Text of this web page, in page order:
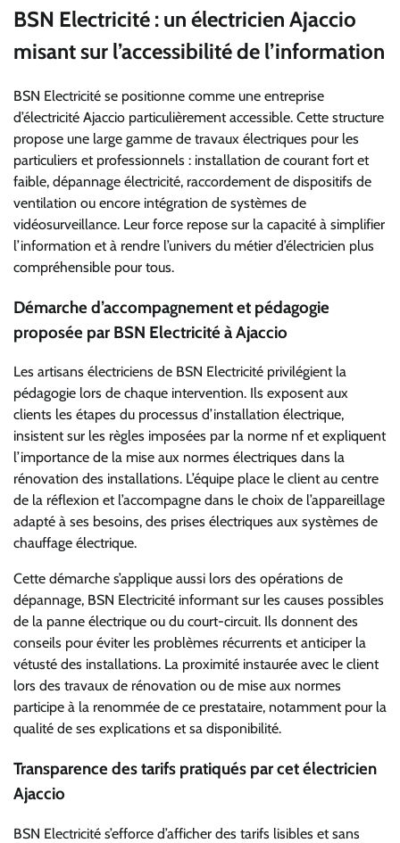
BSN Electricité : un électricien Ajaccio
misant sur l’accessibilité de l’information
BSN Electricité se positionne comme une entreprise
d’électricité Ajaccio particulièrement accessible. Cette structure
propose une large gamme de travaux électriques pour les
particuliers et professionnels : installation de courant fort et
faible, dépannage électricité, raccordement de dispositifs de
ventilation ou encore intégration de systèmes de
vidéosurveillance. Leur force repose sur la capacité à simplifier
l’information et à rendre l’univers du métier d’électricien plus
compréhensible pour tous.
Démarche d’accompagnement et pédagogie
proposée par BSN Electricité à Ajaccio
Les artisans électriciens de BSN Electricité privilégient la
pédagogie lors de chaque intervention. Ils exposent aux
clients les étapes du processus d’installation électrique,
insistent sur les règles imposées par la norme nf et expliquent
l’importance de la mise aux normes électriques dans la
rénovation des installations. L’équipe place le client au centre
de la réflexion et l’accompagne dans le choix de l’appareillage
adapté à ses besoins, des prises électriques aux systèmes de
chauffage électrique.
Cette démarche s’applique aussi lors des opérations de
dépannage, BSN Electricité informant sur les causes possibles
de la panne électrique ou du court-circuit. Ils donnent des
conseils pour éviter les problèmes récurrents et anticiper la
vétusté des installations. La proximité instaurée avec le client
lors des travaux de rénovation ou de mise aux normes
participe à la renommée de ce prestataire, notamment pour la
qualité de ses explications et sa disponibilité.
Transparence des tarifs pratiqués par cet électricien
Ajaccio
BSN Electricité s’efforce d’afficher des tarifs lisibles et sans